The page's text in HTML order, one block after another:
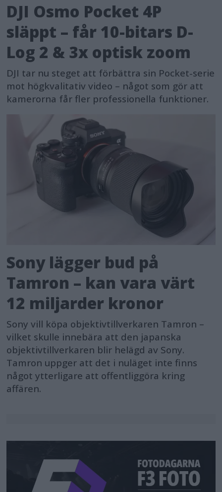
DJI Osmo Pocket 4P
släppt – får 10-bitars D-
Log 2 & 3x optisk zoom
DJI tar nu steget att förbättra sin Pocket-serie
mot högkvalitativ video – något som gör att
kamerorna får fler professionella funktioner.
Sony lägger bud på
Tamron – kan vara värt
12 miljarder kronor
Sony vill köpa objektivtillverkaren Tamron –
vilket skulle innebära att den japanska
objektivtillverkaren blir helägd av Sony.
Tamron uppger att det i nuläget inte finns
något ytterligare att offentliggöra kring
affären.